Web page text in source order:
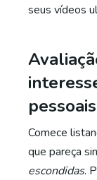
seus vídeos
pessoais
Comece
que pareça
escondidas.